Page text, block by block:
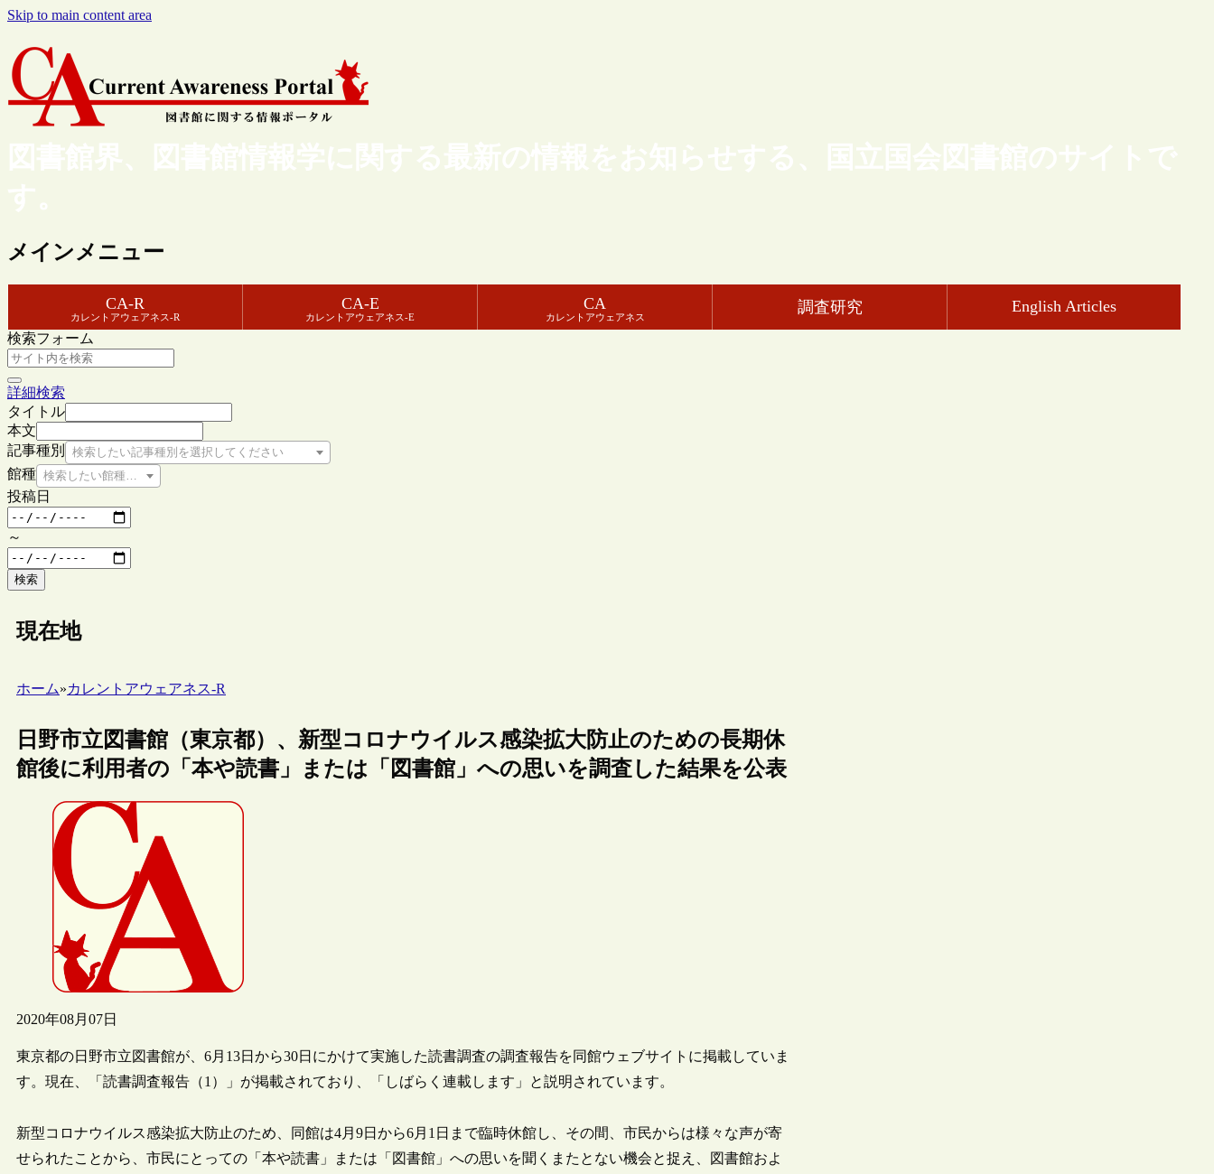
Skip to main content area
図書館界、図書館情報学に関する最新の情報をお知らせする、国立国会図書館のサイトで
す。
メインメニュー
CA-R
カレントアウェアネス-R
CA-E
カレントアウェアネス-E
CA
カレントアウェアネス
調査研究 English Articles
検索フォーム
詳細検索
タイトル
本文
記事種別
検索したい記事種別を選択してください
館種 検索したい館種を選択してください
投稿日
～
検索
現在地
ホーム»カレントアウェアネス-R
日野市立図書館（東京都）、新型コロナウイルス感染拡大防止のための長期休
館後に利用者の「本や読書」または「図書館」への思いを調査した結果を公表
2020年08月07日
東京都の日野市立図書館が、6月13日から30日にかけて実施した読書調査の調査報告を同館ウェブサイトに掲載していま
す。現在、「読書調査報告（1）」が掲載されており、「しばらく連載します」と説明されています。
新型コロナウイルス感染拡大防止のため、同館は4月9日から6月1日まで臨時休館し、その間、市民からは様々な声が寄
せられたことから、市民にとっての「本や読書」または「図書館」への思いを聞くまたとない機会と捉え、図書館およ